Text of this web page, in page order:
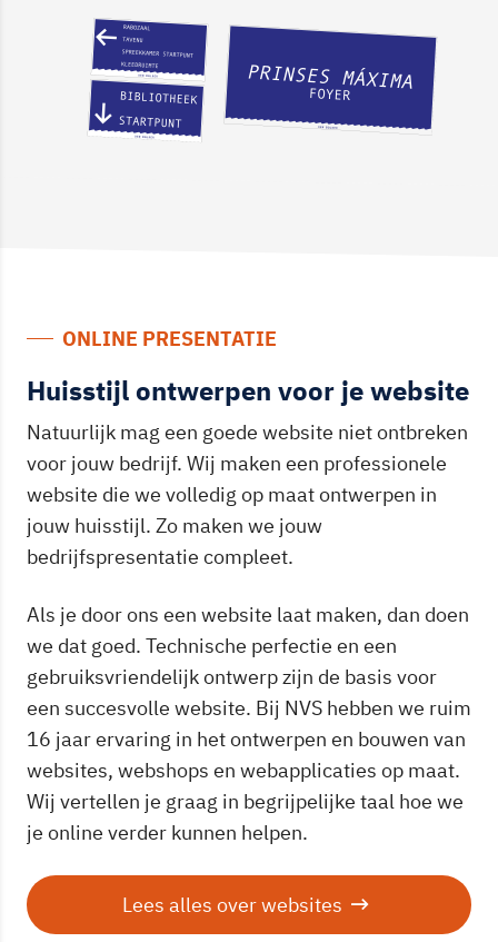
ONLINE PRESENTATIE
Huisstijl ontwerpen voor je website
Natuurlijk mag een goede website niet ontbreken
voor jouw bedrijf. Wij maken een professionele
website die we volledig op maat ontwerpen in
jouw huisstijl. Zo maken we jouw
bedrijfspresentatie compleet.
Als je door ons een website laat maken, dan doen
we dat goed. Technische perfectie en een
gebruiksvriendelijk ontwerp zijn de basis voor
een succesvolle website. Bij NVS hebben we ruim
16 jaar ervaring in het ontwerpen en bouwen van
websites, webshops en webapplicaties op maat.
Wij vertellen je graag in begrijpelijke taal hoe we
je online verder kunnen helpen.
Lees alles over websites